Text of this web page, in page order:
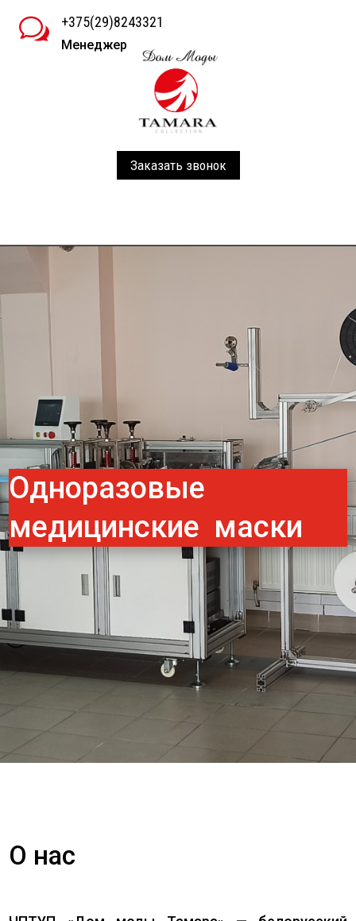
w +375(29)8243321
Менеджер
Заказать звонок
Одноразовые
медицинские маски
О нас